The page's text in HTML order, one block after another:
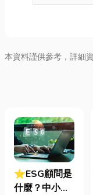
本資料謹供參考，詳細
⭐ESG顧問是
什麼？中小企